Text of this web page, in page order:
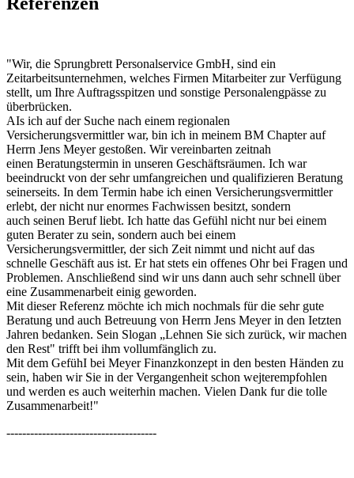
"Wir, die Sprungbrett Personalservice GmbH, sind ein
Zeitarbeitsunternehmen, welches Firmen Mitarbeiter zur Verfügung
stellt, um Ihre Auftragsspitzen und sonstige Personalengpässe zu
überbrücken.
AIs ich auf der Suche nach einem regionalen
Versicherungsvermittler war, bin ich in meinem BM Chapter auf
Herrn Jens Meyer gestoßen. Wir vereinbarten zeitnah
einen Beratungstermin in unseren Geschäftsräumen. Ich war
beeindruckt von der sehr umfangreichen und qualifizieren Beratung
seinerseits. In dem Termin habe ich einen Versicherungsvermittler
erlebt, der nicht nur enormes Fachwissen besitzt, sondern
auch seinen Beruf liebt. Ich hatte das Gefühl nicht nur bei einem
guten Berater zu sein, sondern auch bei einem
Versicherungsvermittler, der sich Zeit nimmt und nicht auf das
schnelle Geschäft aus ist. Er hat stets ein offenes Ohr bei Fragen und
Problemen. Anschließend sind wir uns dann auch sehr schnell über
eine Zusammenarbeit einig geworden.
Mit dieser Referenz möchte ich mich nochmals für die sehr gute
Beratung und auch Betreuung von Herrn Jens Meyer in den Ietzten
Jahren bedanken. Sein Slogan „Lehnen Sie sich zurück, wir machen
den Rest" trifft bei ihm vollumfänglich zu.
Mit dem GefühI bei Meyer Finanzkonzept in den besten Händen zu
sein, haben wir Sie in der Vergangenheit schon wejterempfohlen
und werden es auch weiterhin machen. Vielen Dank fur die tolle
Zusammenarbeit!"
--------------------------------------